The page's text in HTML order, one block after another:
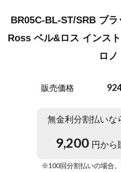
BR05C-BL-ST/SRB ブ
Ross ベル&ロス インス
ロノ
販売価格
無金利分割払いな
9,200 円から
※100回分割払いの場合